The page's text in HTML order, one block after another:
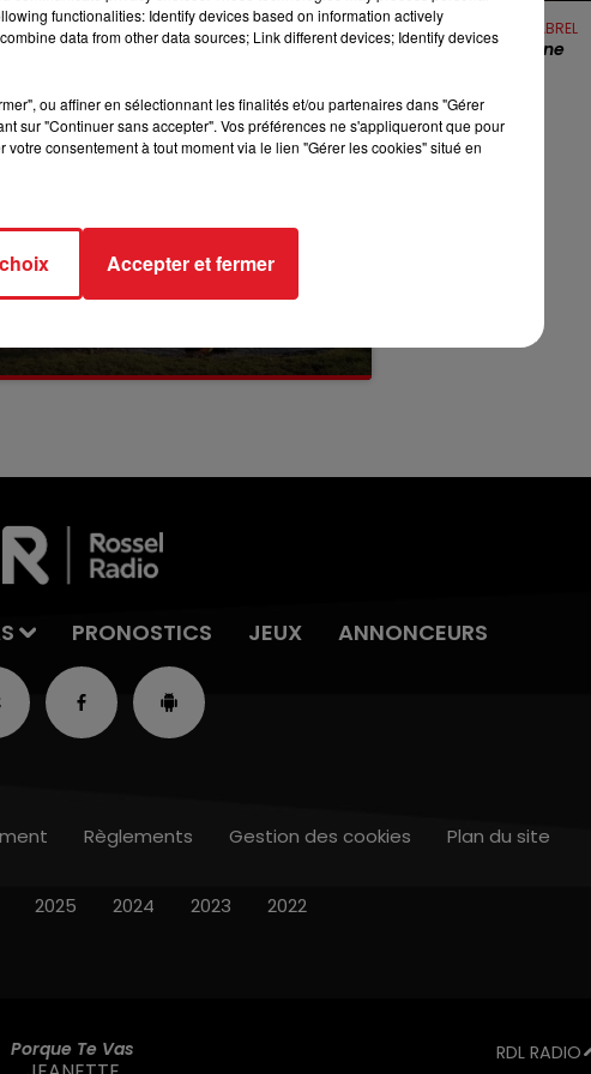
11h00 - 12h00
AIR D'ACCORDÉON RDL WEEK-END
LOISIRS
coulé à pic
FRANCIS CABREL
Sarbacane
PRONOSTICS JEUX ANNONCEURS
Porque Te Vas RDL RADIO
Règlements Gestion des cookies Plan du site
2025 2024 2023 2022
functionalities: Identify devices based on information actively
data from other data sources; Link different devices; Identify devices
ou affiner en sélectionnant les finalités et/ou partenaires dans "Gérer
sur "Continuer sans accepter". Vos préférences ne s'appliqueront que pour
consentement à tout moment via le lien "Gérer les cookies" situé en
Accepter et fermer